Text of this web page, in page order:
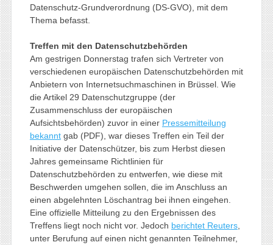
Datenschutz-Grundverordnung (DS-GVO), mit dem
Thema befasst.
Treffen mit den Datenschutzbehörden
Am gestrigen Donnerstag trafen sich Vertreter von
verschiedenen europäischen Datenschutzbehörden mit
Anbietern von Internetsuchmaschinen in Brüssel. Wie
die Artikel 29 Datenschutzgruppe (der
Zusammenschluss der europäischen
Aufsichtsbehörden) zuvor in einer Pressemitteilung
bekanntgab (PDF), war dieses Treffen ein Teil der
Initiative der Datenschützer, bis zum Herbst diesen
Jahres gemeinsame Richtlinien für
Datenschutzbehörden zu entwerfen, wie diese mit
Beschwerden umgehen sollen, die im Anschluss an
einen abgelehnten Löschantrag bei ihnen eingehen.
Eine offizielle Mitteilung zu den Ergebnissen des
Treffens liegt noch nicht vor. Jedoch berichtet Reuters,
unter Berufung auf einen nicht genannten Teilnehmer,